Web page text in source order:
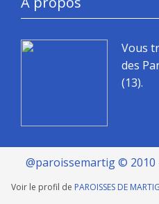
Vous
des
(13).
@paroissemartig ©
Voir le profil de PAROISSES DE